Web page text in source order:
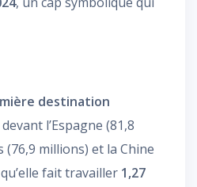
destination
devant l’Espagne (81,8
(76,9 millions) et la Chine
fait travailler 1,27